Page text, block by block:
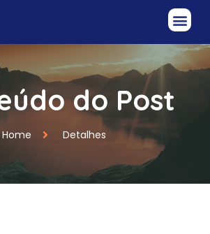
do Post
Home Detalhes